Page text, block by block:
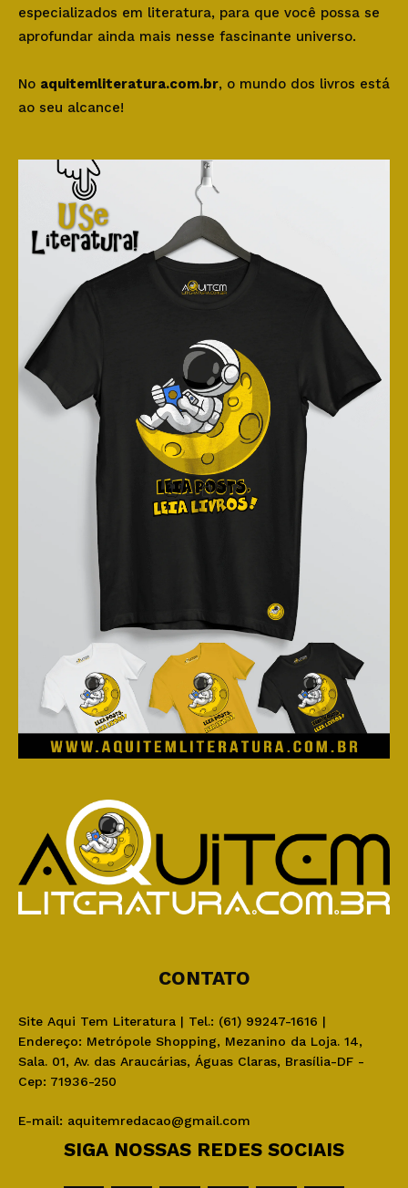
especializados em literatura, para que você possa se
aprofundar ainda mais nesse fascinante universo.
No aquitemliteratura.com.br, o mundo dos livros está
ao seu alcance!
CONTATO
Site Aqui Tem Literatura | Tel.: (61) 99247-1616 |
Endereço: Metrópole Shopping, Mezanino da Loja. 14,
Sala. 01, Av. das Araucárias, Águas Claras, Brasília-DF -
Cep: 71936-250
E-mail: aquitemredacao@gmail.com
SIGA NOSSAS REDES SOCIAIS